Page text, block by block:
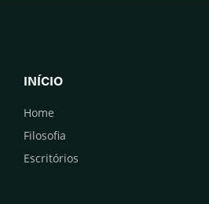
INÍCIO
Home
Filosofia
Escritórios